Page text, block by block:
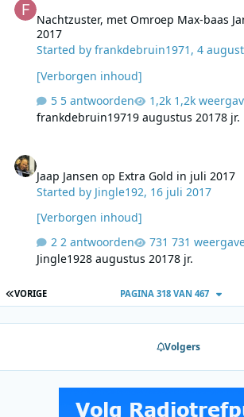
Nachtzuster, met Omroep Max-baas
2017
Started byfrankdebruin1971 ,4
[Verborgen inhoud]
5 antwoorden
1,2k
frankdebruin19719 augustus 20178 jr.
Jaap Jansen op Extra Gold in juli 2017
Started by Jingle192, 16 juli 2017
[Verborgen inhoud]
2 antwoorden
731
Jingle1928 augustus 20178 jr.
EERSTE PAGINA
VORIGE PAGINA 318 VAN 467
Volgers